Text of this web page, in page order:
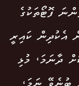
ފޮޓޯތަކުގެ
އެކުދިން ކައިރީ
ދާނަމަ، މުޅި